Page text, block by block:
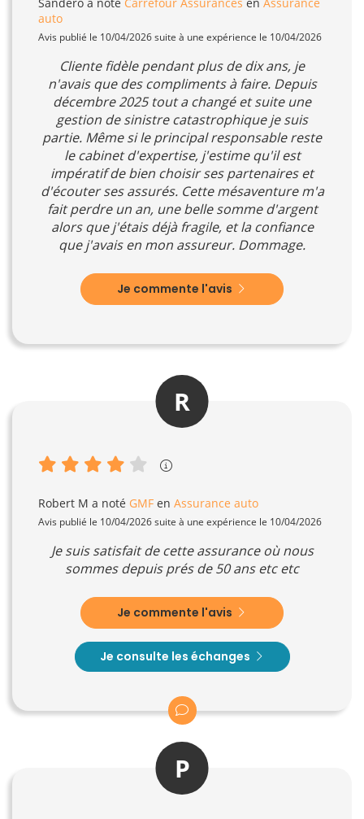
auto
Avis publié le 10/04/2026 suite à une expérience le 10/04/2026
Cliente fidèle pendant plus de dix ans, je
n'avais que des compliments à faire. Depuis
décembre 2025 tout a changé et suite une
gestion de sinistre catastrophique je suis
partie. Même si le principal responsable reste
le cabinet d'expertise, j'estime qu'il est
impératif de bien choisir ses partenaires et
d'écouter ses assurés. Cette mésaventure m'a
fait perdre un an, une belle somme d'argent
alors que j'étais déjà fragile, et la confiance
que j'avais en mon assureur. Dommage.
Je commente l'avis
R
Robert M a noté GMF en Assurance auto
Avis publié le 10/04/2026 suite à une expérience le 10/04/2026
Je suis satisfait de cette assurance où nous
sommes depuis prés de 50 ans etc etc
Je commente l'avis
Je consulte les échanges
P